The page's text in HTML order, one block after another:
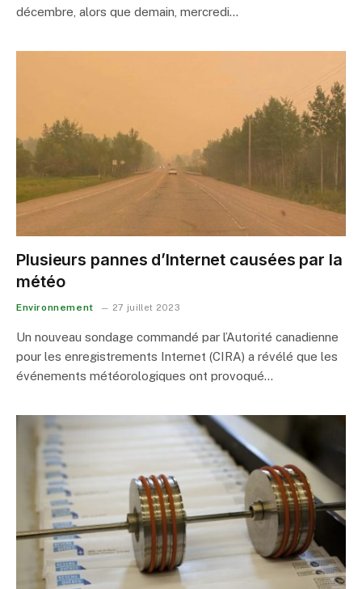
décembre, alors que demain, mercredi…
Plusieurs pannes d’Internet causées par la
météo
Environnement 27 juillet 2023
Un nouveau sondage commandé par l’Autorité canadienne
pour les enregistrements Internet (CIRA) a révélé que les
événements météorologiques ont provoqué…